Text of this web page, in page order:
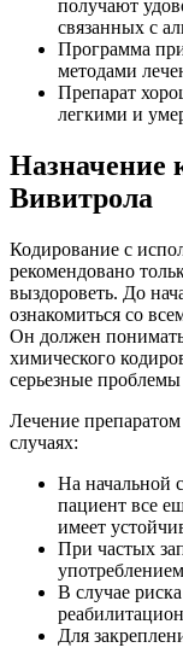
получают
связанных с
Программа
методами
Препарат
легкими и
Назначение
Вивитрола
Кодирование с
рекомендовано
выздороветь. До
ознакомиться со
Он должен
химического
серьезные проблемы
Лечение
случаях:
На начальной
пациент все
имеет
При частых
В случае
Для